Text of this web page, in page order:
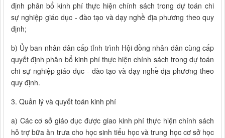
định phân bổ kinh phí thực hiện chính sách trong dự toán chi
sự nghiệp giáo dục - đào tạo và dạy nghề địa phương theo quy
định;
b) Ủy ban nhân dân cấp tỉnh trình Hội đồng nhân dân cùng cấp
quyết định phân bổ kinh phí thực hiện chính sách trong dự toán
chi sự nghiệp giáo dục - đào tạo và dạy nghề địa phương theo
quy định.
3. Quản lý và quyết toán kinh phí
a) Các cơ sở giáo dục được giao kinh phí thực hiện chính sách
hỗ trợ bữa ăn trưa cho học sinh tiểu học và trung học cơ sở học